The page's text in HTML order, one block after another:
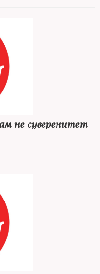
не суверенитет